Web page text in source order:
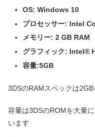
OS: Windows 10
プロセッサー: Intel
メモリー: 2 GB RAM
グラフィック: Intel®
容量:5GB
3DSのRAMスペックは
容量は3DSのROMを大量
います